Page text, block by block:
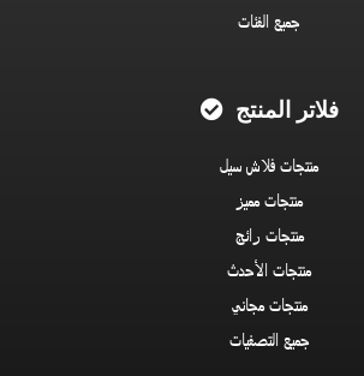
جميع الفئات
فلاتر المنتج
منتجات فلاش سيل
منتجات مميز
منتجات رائج
منتجات الأحدث
منتجات مجاني
جميع التصفيات